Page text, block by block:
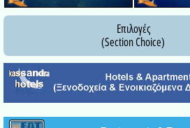
Επιλογές
(Section Choice)